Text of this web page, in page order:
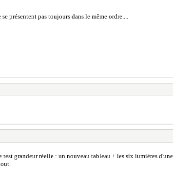
pas toujours dans le même ordre....
grandeur réelle : un nouveau tableau + les six lumières